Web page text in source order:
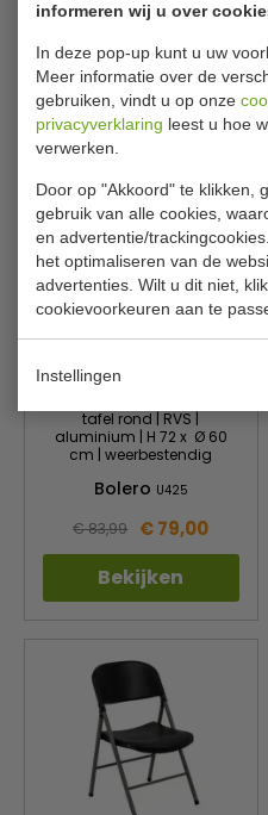
informeren wij u over
In deze pop-up kunt u uw
Meer informatie over de
gebruiken, vindt u op onze
privacyverklaring leest u hoe
verwerken.
Door op "Akkoord" te klikken,
gebruik van alle cookies,
en advertentie/
het optimaliseren van de
advertenties. Wilt u dit niet,
cookievoorkeuren aan te
Instellingen
voetjes
Bolero GK988
€ 70,99 € 67,00
Bekijken
tafel rond | RVS |
aluminium | H 72 x Ø 60
cm | weerbestendig
Bolero U425
€ 83,99 € 79,00
Bekijken